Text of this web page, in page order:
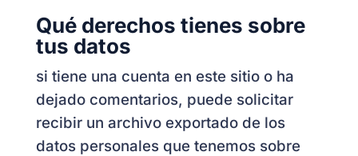
Qué derechos tienes sobre
tus datos
si tiene una cuenta en este sitio o ha
dejado comentarios, puede solicitar
recibir un archivo exportado de los
datos personales que tenemos sobre